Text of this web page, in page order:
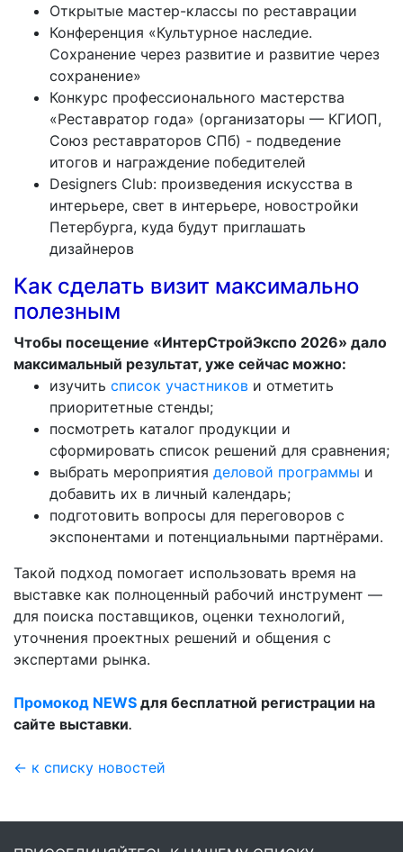
Открытые мастер-классы по реставрации
Конференция «Культурное наследие.
Сохранение через развитие и развитие через
сохранение»
Конкурс профессионального мастерства
«Реставратор года» (организаторы — КГИОП,
Союз реставраторов СПб) - подведение
итогов и награждение победителей
Designers Club: произведения искусства в
интерьере, свет в интерьере, новостройки
Петербурга, куда будут приглашать
дизайнеров
Как сделать визит максимально
полезным
Чтобы посещение «ИнтерСтройЭкспо 2026» дало
максимальный результат, уже сейчас можно:
изучить список участников и отметить
приоритетные стенды;
посмотреть каталог продукции и
сформировать список решений для сравнения;
выбрать мероприятия деловой программы и
добавить их в личный календарь;
подготовить вопросы для переговоров с
экспонентами и потенциальными партнёрами.
Такой подход помогает использовать время на
выставке как полноценный рабочий инструмент —
для поиска поставщиков, оценки технологий,
уточнения проектных решений и общения с
экспертами рынка.
Промокод NEWS для бесплатной регистрации на
сайте выставки.
← к списку новостей